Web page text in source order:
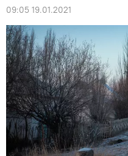
09:05 19.01.2021